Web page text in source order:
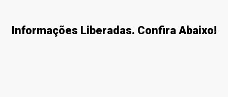
Informações Liberadas. Confira Abaixo!